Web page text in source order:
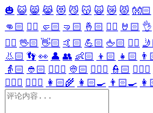
🎃 😺 😸 😹 😻 😼 😽 🙀 😿 😾 👐🏻
👊🏻 ✊🏻 🤛🏻 🤜🏻 🤞🏻 ✌🏻 🤘🏻 👌
🖐🏻 🖖🏻 👋🏻 🤙🏻 💪🏻 🖕🏻 ✍🏻
👃🏻 👣 👀 👤 👥 👶🏻 👦🏻 👧🏻
👵🏻 👲🏻 👳🏻‍♀️ 👳🏻 👮🏻‍♀️ 👮🏻 👷🏻‍♀️
👩🏻‍⚕️ 👨🏻‍⚕️ 👩🏻‍🌾 👩🏻‍🍳 👨🏻‍🍳